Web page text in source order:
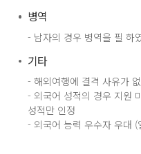
병역
- 남자의 경우 병역을 필 하
기타
- 해외여행에 결격 사유가
- 외국어 성적의 경우 지원
성적만 인정
- 외국어 능력 우수자 우대